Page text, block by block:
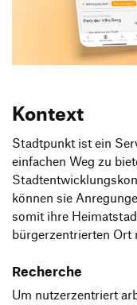
Transfer und
Produktgestaltung
Strategische
Kontext
Stadtpunkt ist ein
einfachen Weg zu
können sie
somit ihre
bürgerzentrierten Ort
Recherche
Um nutzerzentriert